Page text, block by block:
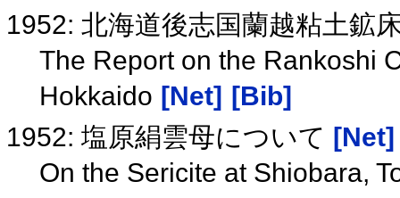
1952: 北海道後志国蘭越粘土鉱
The Report on the Rankoshi
Hokkaido [Net]
[Bib]
1952: 塩原絹雲母について [Net]
On the Sericite at Shiobara,